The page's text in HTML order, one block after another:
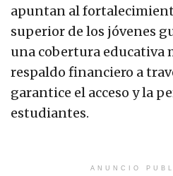
apuntan al
superior de los jóvenes
una cobertura educativa
respaldo financiero a
garantice el acceso y la
estudiantes.
ANUNCIO